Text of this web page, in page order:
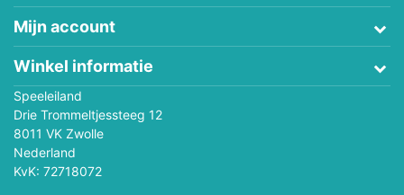
Mijn account
Winkel informatie
Speeleiland
Drie Trommeltjessteeg 12
8011 VK Zwolle
Nederland
KvK: 72718072